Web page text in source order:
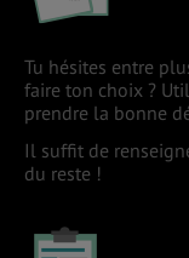
Tu hésites entre
faire ton choix ?
prendre la bonne
Il suffit de
du reste !